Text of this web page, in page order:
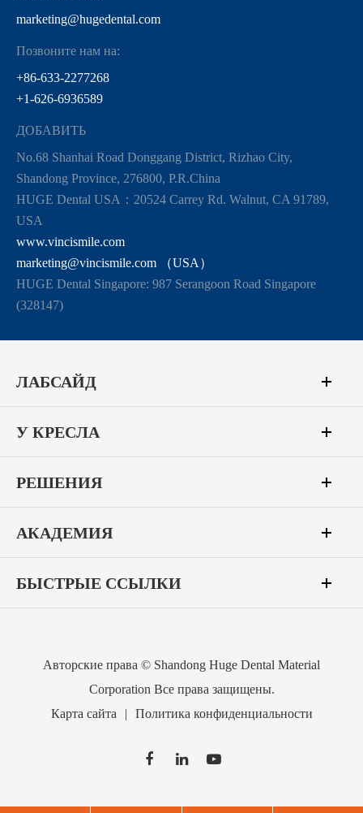
marketing@hugedental.com
Позвоните нам на:
+86-633-2277268
+1-626-6936589
ДОБАВИТЬ
No.68 Shanhai Road Donggang District, Rizhao City,
Shandong Province, 276800, P.R.China
HUGE Dental USA：20524 Carrey Rd. Walnut, CA 91789,
USA
www.vincismile.com
marketing@vincismile.com （USA）
HUGE Dental Singapore: 987 Serangoon Road Singapore
(328147)
ЛАБСАЙД
У КРЕСЛА
РЕШЕНИЯ
АКАДЕМИЯ
БЫСТРЫЕ ССЫЛКИ
Авторские права © Shandong Huge Dental Material
Corporation Все права защищены.
Карта сайта
| Политика конфиденциальности